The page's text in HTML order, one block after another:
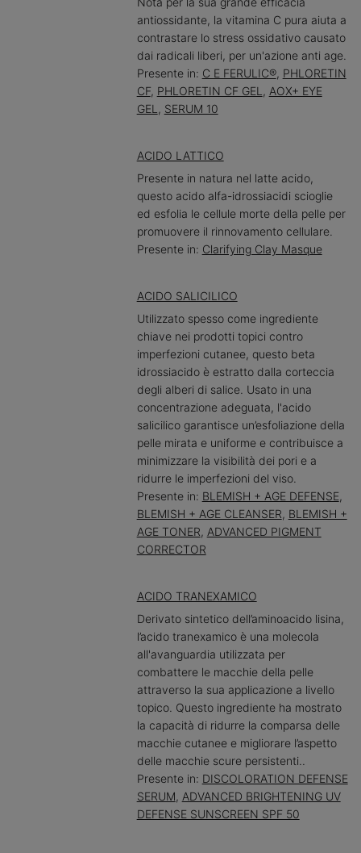
antiossidante, la vitamina C pura aiuta a
contrastare lo stress ossidativo causato
dai radicali liberi, per un'azione anti age.
Presente in: C E FERULIC®, PHLORETIN
CF, PHLORETIN CF GEL , AOX+ EYE
GEL , SERUM 10
ACIDO LATTICO
Presente in natura nel latte acido,
questo acido alfa-idrossiacidi scioglie
ed esfolia le cellule morte della pelle per
promuovere il rinnovamento cellulare.
Presente in: Clarifying Clay Masque
ACIDO SALICILICO
Utilizzato spesso come ingrediente
chiave nei prodotti topici contro
imperfezioni cutanee, questo beta
idrossiacido è estratto dalla corteccia
degli alberi di salice. Usato in una
concentrazione adeguata, l'acido
salicilico garantisce un’esfoliazione della
pelle mirata e uniforme e contribuisce a
minimizzare la visibilità dei pori e a
ridurre le imperfezioni del viso.
Presente in: BLEMISH + AGE DEFENSE,
BLEMISH + AGE CLEANSER, BLEMISH +
AGE TONER, ADVANCED PIGMENT
CORRECTOR
ACIDO TRANEXAMICO
Derivato sintetico dell’aminoacido lisina,
l’acido tranexamico è una molecola
all'avanguardia utilizzata per
combattere le macchie della pelle
attraverso la sua applicazione a livello
topico. Questo ingrediente ha mostrato
la capacità di ridurre la comparsa delle
macchie cutanee e migliorare l’aspetto
delle macchie scure persistenti..
Presente in: DISCOLORATION DEFENSE
SERUM, ADVANCED BRIGHTENING UV
DEFENSE SUNSCREEN SPF 50